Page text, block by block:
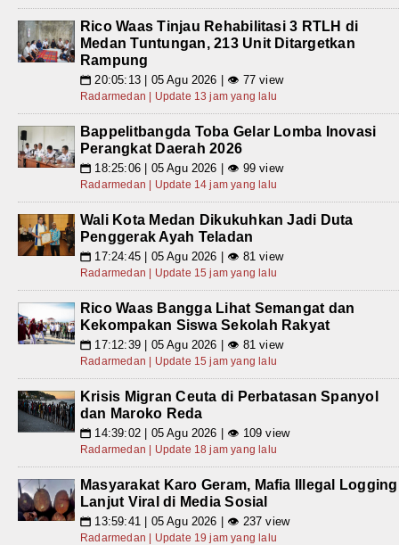
Rico Waas Tinjau Rehabilitasi 3 RTLH di
Medan Tuntungan, 213 Unit Ditargetkan
Rampung
📅 20:05:13 | 05 Agu 2026 | 👁 77 view
Radarmedan | Update 13 jam yang lalu
Bappelitbangda Toba Gelar Lomba Inovasi
Perangkat Daerah 2026
📅 18:25:06 | 05 Agu 2026 | 👁 99 view
Radarmedan | Update 14 jam yang lalu
Wali Kota Medan Dikukuhkan Jadi Duta
Penggerak Ayah Teladan
📅 17:24:45 | 05 Agu 2026 | 👁 81 view
Radarmedan | Update 15 jam yang lalu
Rico Waas Bangga Lihat Semangat dan
Kekompakan Siswa Sekolah Rakyat
📅 17:12:39 | 05 Agu 2026 | 👁 81 view
Radarmedan | Update 15 jam yang lalu
Krisis Migran Ceuta di Perbatasan Spanyol
dan Maroko Reda
📅 14:39:02 | 05 Agu 2026 | 👁 109 view
Radarmedan | Update 18 jam yang lalu
Masyarakat Karo Geram, Mafia Illegal Logging
Lanjut Viral di Media Sosial
📅 13:59:41 | 05 Agu 2026 | 👁 237 view
Radarmedan | Update 19 jam yang lalu